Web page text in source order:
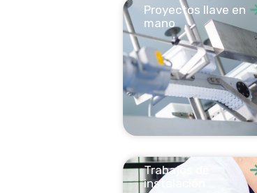
Proyectos llave en
mano
Trabajos de
instalación